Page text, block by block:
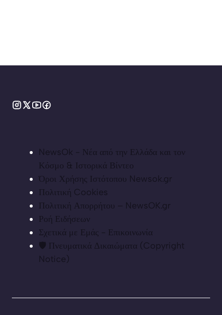
NewsOk - Νέα από την Ελλάδα και τον
Κόσμο & Ιστορικά Βίντεο
Όροι Χρήσης Ιστότοπου Newsok.gr
Πολιτική Cookies
Πολιτική Απορρήτου – NewsOK.gr
Ροή Ειδήσεων
Σχετικά με Εμάς - Επικοινωνία
🛡️ Πνευματικά Δικαιώματα (Copyright
Notice)